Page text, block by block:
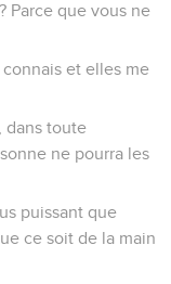
Parce que vous ne
et elles me
dans toute
ne pourra les
puissant que
ce soit de la main